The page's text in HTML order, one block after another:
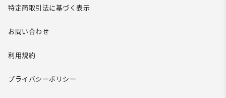
特定商取引法に基づく表示
お問い合わせ
利用規約
プライバシーポリシー